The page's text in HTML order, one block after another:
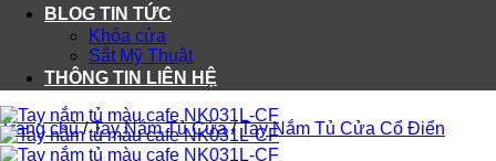
BLOG TIN TỨC
Khóa cửa
Sắt Mỹ Thuật
THÔNG TIN LIÊN HỆ
Trang chủ / Tay Nắm Tủ Cửa / Tay Nắm Tủ Cửa Cổ Điển